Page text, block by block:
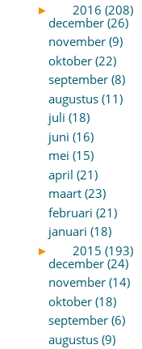
►
2016 (208)
december (26)
november (9)
oktober (22)
september (8)
augustus (11)
juli (18)
juni (16)
mei (15)
april (21)
maart (23)
februari (21)
januari (18)
►
2015 (193)
december (24)
november (14)
oktober (18)
september (6)
augustus (9)